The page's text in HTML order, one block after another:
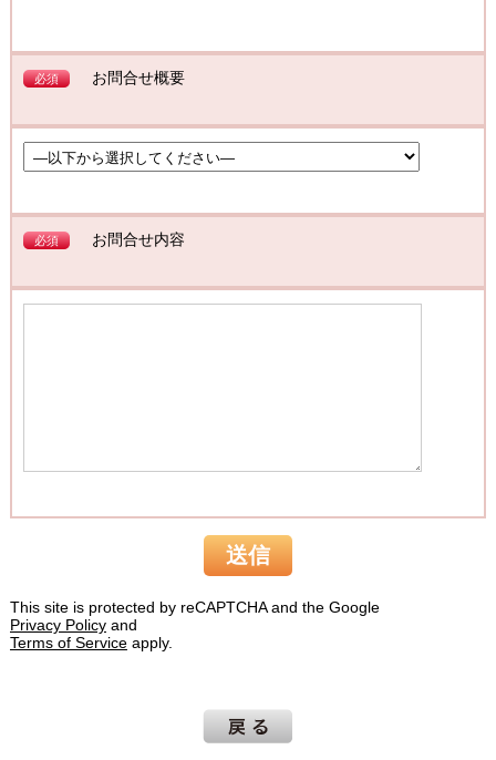
必須 お問合せ概要
必須 お問合せ内容
This site is protected by reCAPTCHA and the Google
Privacy Policyand
Terms of Serviceapply.